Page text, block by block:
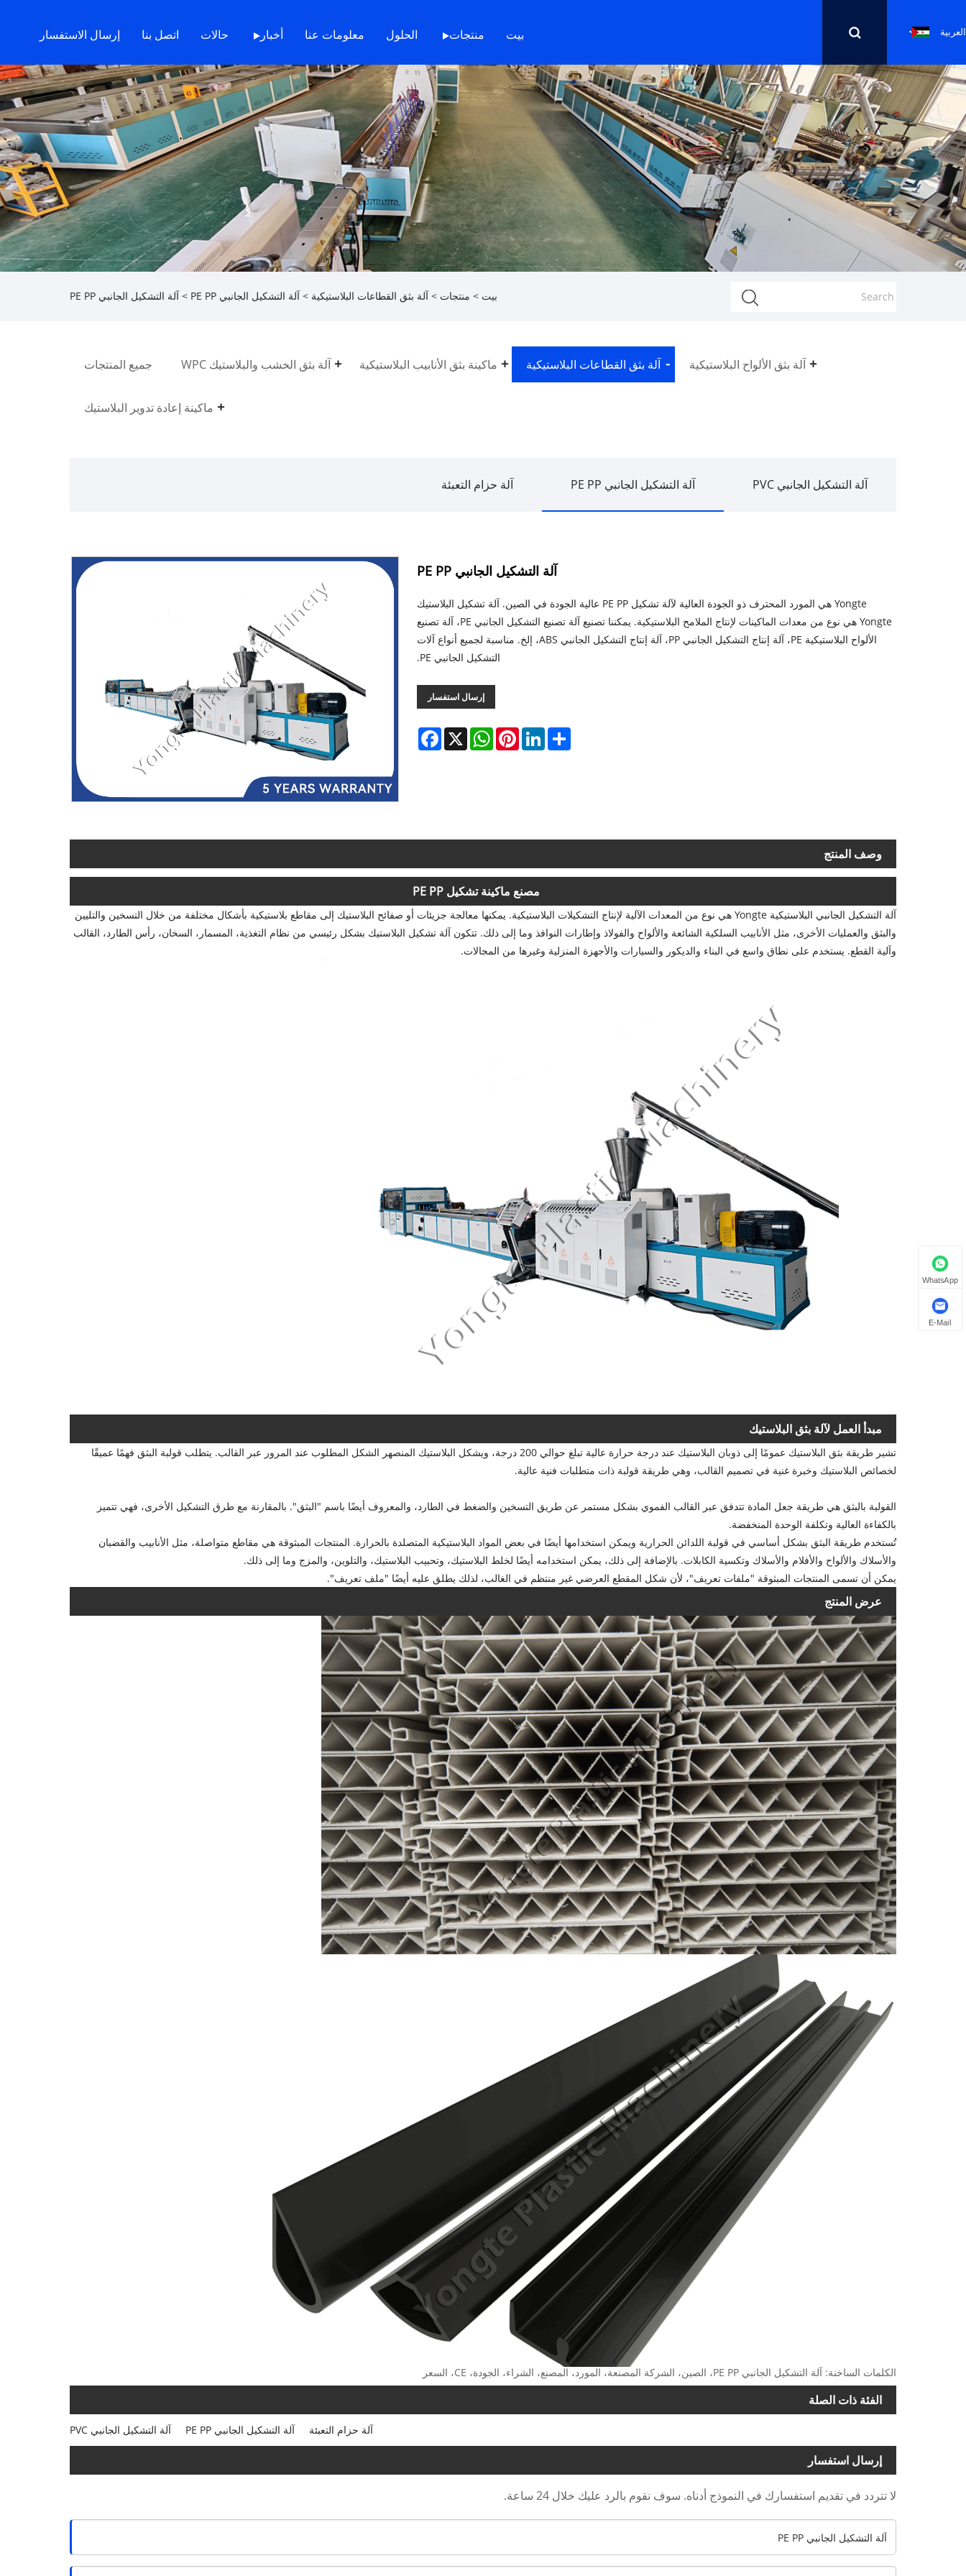
بيت منتجات الحلول معلومات عنا أخبار حالات اتصل بنا إرسال الاستفسار العربية
بيت > منتجات >آلة بثق القطاعات البلاستيكية >آلة التشكيل الجانبي PE PP > آلة التشكيل الجانبي PE PP
جميع المنتجات آلة بثق الخشب والبلاستيك WPC ماكينة بثق الأنابيب البلاستيكية آلة بثق القطاعات البلاستيكية آلة بثق الألواح البلاستيكية
ماكينة إعادة تدوير البلاستيك
آلة التشكيل الجانبي PVC آلة التشكيل الجانبي PE PP آلة حزام التعبئة
آلة التشكيل الجانبي PE PP
Yongte هي المورد المحترف ذو الجودة العالية لآلة تشكيل PE PP عالية الجودة في الصين. آلة تشكيل البلاستيك
Yongte هي نوع من معدات الماكينات لإنتاج الملامح البلاستيكية. يمكننا تصنيع آلة تصنيع التشكيل الجانبي PE، آلة تصنيع
الألواح البلاستيكية PE، آلة إنتاج التشكيل الجانبي PP، آلة إنتاج التشكيل الجانبي ABS، إلخ. مناسبة لجميع أنواع آلات
التشكيل الجانبي PE.
إرسال استفسار
Facebook X
WhatsAppPinterestLinkedInShare
وصف المنتج
مصنع ماكينة تشكيل PE PP
آلة التشكيل الجانبي البلاستيكية Yongte هي نوع من المعدات الآلية لإنتاج التشكيلات البلاستيكية. يمكنها معالجة جزيئات أو صفائح البلاستيك إلى مقاطع بلاستيكية بأشكال مختلفة من خلال التسخين والتليين
والبثق والعمليات الأخرى، مثل الأنابيب السلكية الشائعة والألواح والفولاذ وإطارات النوافذ وما إلى ذلك. تتكون آلة تشكيل البلاستيك بشكل رئيسي من نظام التغذية، المسمار، السخان، رأس الطارد، القالب
وآلية القطع. يستخدم على نطاق واسع في البناء والديكور والسيارات والأجهزة المنزلية وغيرها من المجالات.
مبدأ العمل لآلة بثق البلاستيك
تشير طريقة بثق البلاستيك عمومًا إلى ذوبان البلاستيك عند درجة حرارة عالية تبلغ حوالي 200 درجة، ويشكل البلاستيك المنصهر الشكل المطلوب عند المرور عبر القالب. يتطلب قولبة البثق فهمًا عميقًا
لخصائص البلاستيك وخبرة غنية في تصميم القالب، وهي طريقة قولبة ذات متطلبات فنية عالية.
القولبة بالبثق هي طريقة جعل المادة تتدفق عبر القالب الفموي بشكل مستمر عن طريق التسخين والضغط في الطارد، والمعروف أيضًا باسم "البثق". بالمقارنة مع طرق التشكيل الأخرى، فهي تتميز
بالكفاءة العالية وتكلفة الوحدة المنخفضة.
تُستخدم طريقة البثق بشكل أساسي في قولبة اللدائن الحرارية ويمكن استخدامها أيضًا في بعض المواد البلاستيكية المتصلدة بالحرارة. المنتجات المبثوقة هي مقاطع متواصلة، مثل الأنابيب والقضبان
والأسلاك والألواح والأفلام والأسلاك وتكسية الكابلات. بالإضافة إلى ذلك، يمكن استخدامه أيضًا لخلط البلاستيك، وتحبيب البلاستيك، والتلوين، والمزج وما إلى ذلك.
يمكن أن تسمى المنتجات المبثوقة "ملفات تعريف"، لأن شكل المقطع العرضي غير منتظم في الغالب، لذلك يطلق عليه أيضًا "ملف تعريف".
عرض المنتج
الكلمات الساخنة: آلة التشكيل الجانبي PE PP، الصين، الشركة المصنعة، المورد، المصنع، الشراء، الجودة، CE، السعر
الفئة ذات الصلة
آلة التشكيل الجانبي PVC آلة التشكيل الجانبي PE PP آلة حزام التعبئة
إرسال استفسار
لا تتردد في تقديم استفسارك في النموذج أدناه. سوف نقوم بالرد عليك خلال 24 ساعة.
WhatsApp
E-Mail